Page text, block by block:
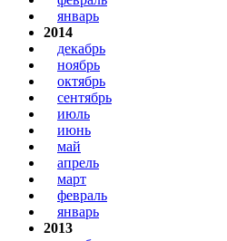
январь
2014
декабрь
ноябрь
октябрь
сентябрь
июль
июнь
май
апрель
март
февраль
январь
2013